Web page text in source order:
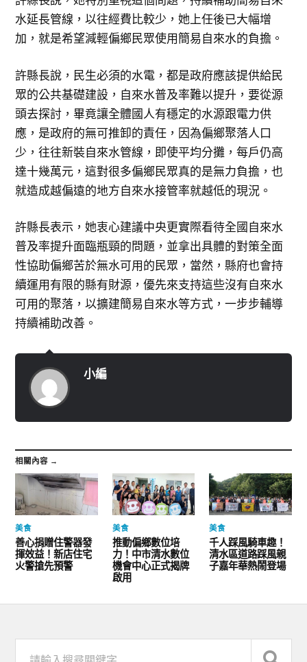
水延長管線，以往經費比較少，她上任後已大幅增
加，就是希望減輕偏鄉民眾使用簡易自來水的負擔。
許縣長說，民生必須的水電，都是政府應該提供給民
眾的公共基礎建設，自來水普及率難以提升，要從源
頭去探討，畢竟讓全體國人有穩定的水源跟電力供
應，是政府的無可推卸的責任，因為偏鄉聚落人口
少，往往新裝自來水管線，即使平均分攤，每戶仍高
達十幾萬元，這對很多偏鄉民眾真的是無力負擔，也
就造成越偏遠的地方自來水接管率就越低的現況。
許縣長表示，她衷心建議中央更實際看待全國自來水
普及率提升面臨瓶頸的問題，並拿出具體的對策全面
性協助偏鄉苦於無水可用的民眾，當然，縣府也會持
續運用有限的縣有財源，優先來支持這些沒有自來水
可用的聚落，以擴建簡易自來水等方式，一步步輔導
持續補助改善。
小編
相關內容 →
美食
善心捐贈住警器發
揮效益！新店住宅
火警搶先預警
美食
推動偏鄉數位培
力！中市清水數位
機會中心正式揭牌
啟用
美食
千人踩風騎車趣！
清水區道路踩風親
子嘉年華熱鬧登場